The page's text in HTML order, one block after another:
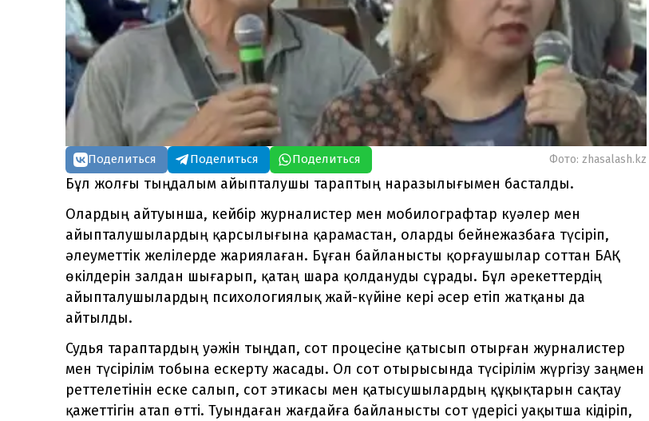
Поделиться Поделиться Поделиться Фото: zhasalash.kz
Бұл жолғы тыңдалым айыпталушы тараптың наразылығымен басталды.
Олардың айтуынша, кейбір журналистер мен мобилографтар куәлер мен
айыпталушылардың қарсылығына қарамастан, оларды бейнежазбаға түсіріп,
әлеуметтік желілерде жариялаған. Бұған байланысты қорғаушылар соттан БАҚ
өкілдерін залдан шығарып, қатаң шара қолдануды сұрады. Бұл әрекеттердің
айыпталушылардың психологиялық жай-күйіне кері әсер етіп жатқаны да
айтылды.
Судья тараптардың уәжін тыңдап, сот процесіне қатысып отырған журналистер
мен түсірілім тобына ескерту жасады. Ол сот отырысында түсірілім жүргізу заңмен
реттелетінін еске салып, сот этикасы мен қатысушылардың құқықтарын сақтау
қажеттігін атап өтті. Туындаған жағдайға байланысты сот үдерісі уақытша кідіріп,